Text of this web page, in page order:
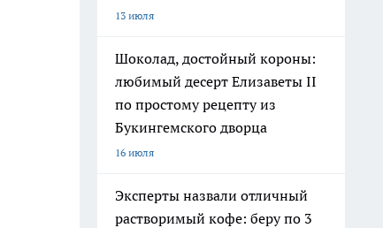
13 июля
Шоколад, достойный короны:
любимый десерт Елизаветы II
по простому рецепту из
Букингемского дворца
16 июля
Эксперты назвали отличный
растворимый кофе: беру по 3